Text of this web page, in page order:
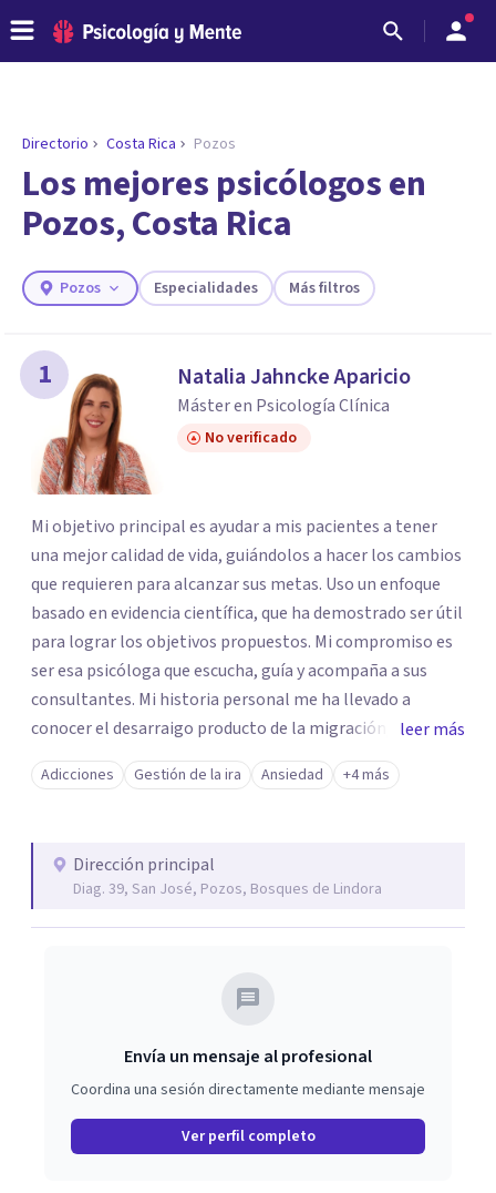
ENCONTRAR MI TERAPEUTA
¿Necesitas ayuda para encontrar el
psicólogo adecuado?
Responde a unas breves preguntas y te ofreceremos
necesidades.
Directorio Costa Rica Pozos
Los mejores psicólogos en
Pozos, Costa Rica
Pozos Especialidades Más filtros
1 Natalia Jahncke Aparicio
Máster en Psicología Clínica
No verificado
Mi objetivo principal es ayudar a mis pacientes a tener
una mejor calidad de vida, guiándolos a hacer los cambios
que requieren para alcanzar sus metas. Uso un enfoque
basado en evidencia científica, que ha demostrado ser útil
para lograr los objetivos propuestos. Mi compromiso es
ser esa psicóloga que escucha, guía y acompaña a sus
consultantes. Mi historia personal me ha llevado a
conocer el desarraigo producto de la migración, el estrés
del trabajo, el malestar emocional que viene de no
cumplir con las propias expectativas, el sufrimiento que
y a sus familiares. Durante cada sesión, me pongo a
disposición de los consultantes para ayudarlos desde su
propia historia, procurando identificarme con sus luchas
personales para poder ayudarlos a alcanzar sus metas.
leer más
Adicciones Gestión de la ira Ansiedad +4 más
Dirección principal
Diag. 39, San José, Pozos, Bosques de Lindora
Envía un mensaje al profesional
Coordina una sesión directamente mediante mensaje
Ver perfil completo